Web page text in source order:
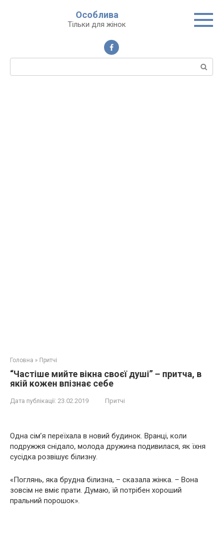
Особлива
Тільки для жінок
Пошук:
Головна » Притчі
“Частіше мийте вікна своєї душі” – притча, в
якій кожен впізнає себе
Дата публікації: 23.02.2019 Притчі
Одна сім’я переїхала в новий будинок. Вранці, коли
подружжя снідало, молода дружина подивилася, як їхня
сусідка розвішує білизну.
«Поглянь, яка брудна білизна, – сказала жінка. – Вона
зовсім не вміє прати. Думаю, їй потрібен хороший
пральний порошок».